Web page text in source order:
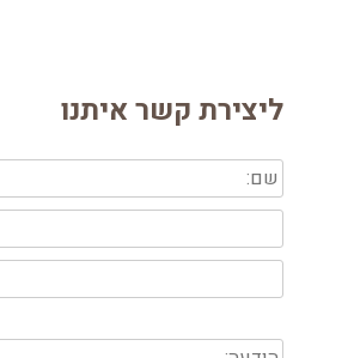
ליצירת קשר איתנו